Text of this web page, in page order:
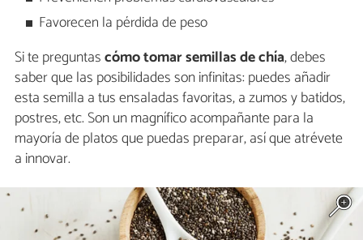
Favorecen la pérdida de peso
Si te preguntascómo tomar semillas de chía, debes
saber que las posibilidades son infinitas: puedes añadir
esta semilla a tus ensaladas favoritas, a zumos y batidos,
postres, etc. Son un magnífico acompañante para la
mayoría de platos que puedas preparar, así que atrévete
a innovar.